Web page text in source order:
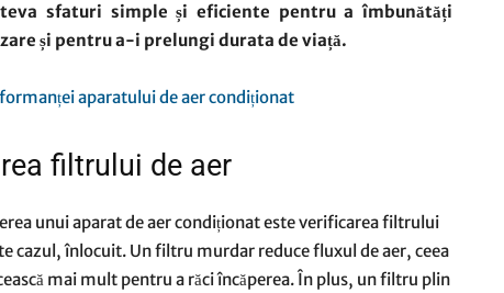
sfaturi simple și eficiente pentru a îmbunătăți
și pentru a-i prelungi durata de viață.
filtrului de aer
unui aparat de aer condiționat este verificarea filtrului
cazul, înlocuit. Un filtru murdar reduce fluxul de aer, ceea
mai mult pentru a răci încăperea. În plus, un filtru plin